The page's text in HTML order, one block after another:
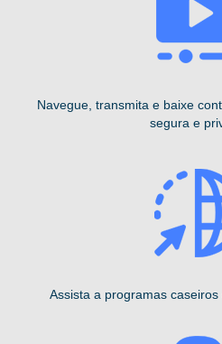
Navegue, transmita e baixe
segura e
Assista a programas